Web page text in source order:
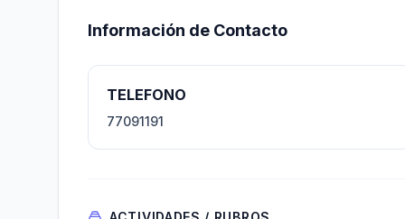
Información de Contacto
TELEFONO
77091191